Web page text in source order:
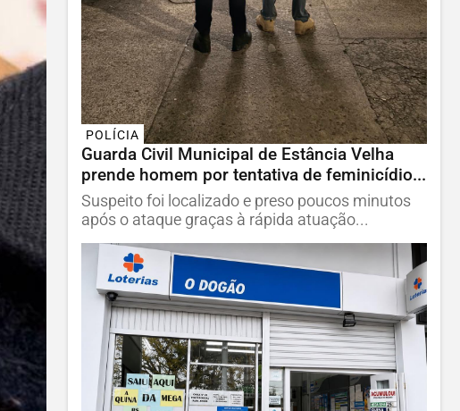
POLÍCIA
Guarda Civil Municipal de Estância Velha
prende homem por tentativa de feminicídio...
Suspeito foi localizado e preso poucos minutos
após o ataque graças à rápida atuação...